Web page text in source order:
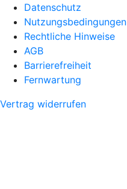
Datenschutz
Nutzungsbedingungen
Rechtliche Hinweise
AGB
Barrierefreiheit
Fernwartung
Vertrag widerrufen